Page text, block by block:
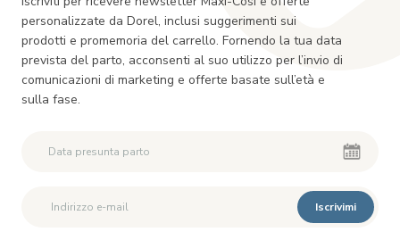
personalizzate da Dorel, inclusi suggerimenti sui
prodotti e promemoria del carrello. Fornendo la tua data
prevista del parto, acconsenti al suo utilizzo per l’invio di
comunicazioni di marketing e offerte basate sull’età e
sulla fase.
Iscrivimi